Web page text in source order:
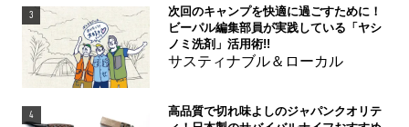
3
次回のキャンプを快適に過ごすために！
ビーパル編集部員が実践している「ヤシ
ノミ洗剤」活用術!!
サスティナブル＆ローカル
4
高品質で切れ味よしのジャパンクオリテ